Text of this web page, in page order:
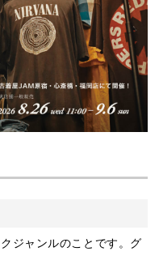
ジャンルのことです。グ